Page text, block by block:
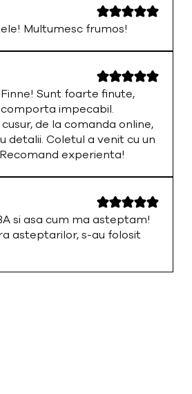
Multumesc frumos!
Sunt foarte finute,
impecabil.
de la comanda online,
Coletul a venit cu un
experienta!
si asa cum ma asteptam!
asteptarilor, s-au folosit